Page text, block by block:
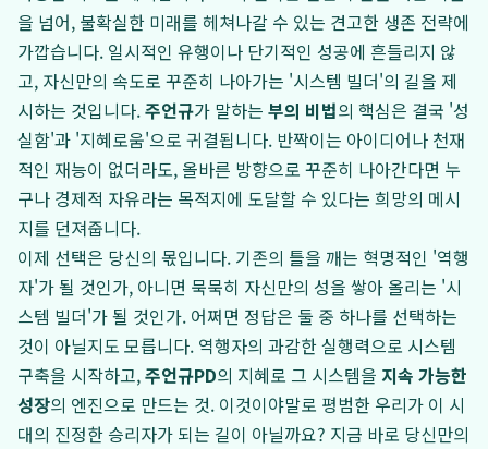
을 넘어, 불확실한 미래를 헤쳐나갈 수 있는 견고한 생존 전략에
가깝습니다. 일시적인 유행이나 단기적인 성공에 흔들리지 않
고, 자신만의 속도로 꾸준히 나아가는 '시스템 빌더'의 길을 제
시하는 것입니다.주언규가 말하는 부의 비법의 핵심은 결국 '성
실함'과 '지혜로움'으로 귀결됩니다. 반짝이는 아이디어나 천재
적인 재능이 없더라도, 올바른 방향으로 꾸준히 나아간다면 누
구나 경제적 자유라는 목적지에 도달할 수 있다는 희망의 메시
지를 던져줍니다.
이제 선택은 당신의 몫입니다. 기존의 틀을 깨는 혁명적인 '역행
자'가 될 것인가, 아니면 묵묵히 자신만의 성을 쌓아 올리는 '시
스템 빌더'가 될 것인가. 어쩌면 정답은 둘 중 하나를 선택하는
것이 아닐지도 모릅니다. 역행자의 과감한 실행력으로 시스템
구축을 시작하고,주언규PD의 지혜로 그 시스템을 지속 가능한
성장의 엔진으로 만드는 것. 이것이야말로 평범한 우리가 이 시
대의 진정한 승리자가 되는 길이 아닐까요? 지금 바로 당신만의